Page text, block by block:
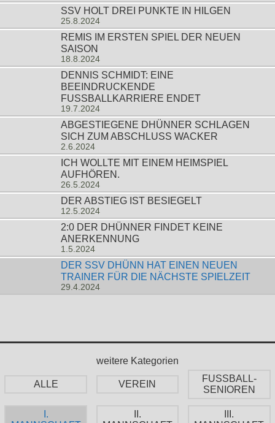
SSV HOLT DREI PUNKTE IN HILGEN
25.8.2024
REMIS IM ERSTEN SPIEL DER NEUEN
SAISON
18.8.2024
DENNIS SCHMIDT: EINE
BEEINDRUCKENDE
FUSSBALLKARRIERE ENDET
19.7.2024
ABGESTIEGENE DHÜNNER SCHLAGEN
SICH ZUM ABSCHLUSS WACKER
2.6.2024
ICH WOLLTE MIT EINEM HEIMSPIEL
AUFHÖREN.
26.5.2024
DER ABSTIEG IST BESIEGELT
12.5.2024
2:0 DER DHÜNNER FINDET KEINE
ANERKENNUNG
1.5.2024
DER SSV DHÜNN HAT EINEN NEUEN
TRAINER FÜR DIE NÄCHSTE SPIELZEIT
29.4.2024
weitere Kategorien
ALLE VEREIN
FUSSBALL-
SENIOREN
I.
II.
III.